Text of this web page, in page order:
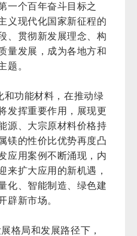
一个百年奋斗目标之
义现代化国家新征程的
、贯彻新发展理念、构
量发展，成为各地方和
题。
和功能材料，在推动绿
发挥重要作用，展现更
源、大宗原材料价格持
镁的性价比优势再度凸
应用案例不断涌现，内
来扩大应用的新机遇，
化、智能制造、绿色建
辟新市场。
格局和发展路径下，